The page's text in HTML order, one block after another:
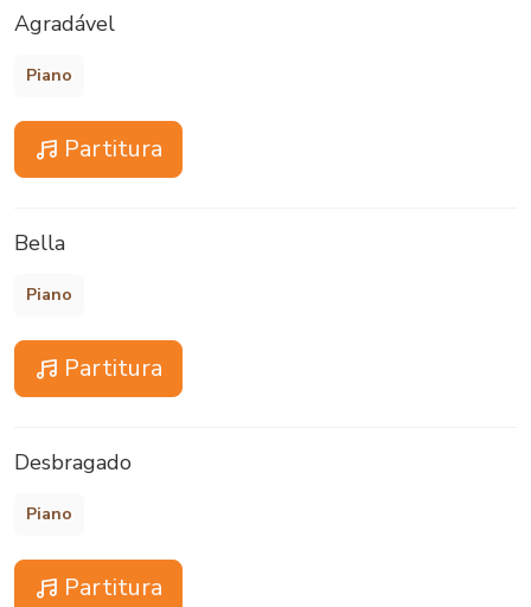
Agradável
Piano
Partitura
Bella
Piano
Partitura
Desbragado
Piano
Partitura